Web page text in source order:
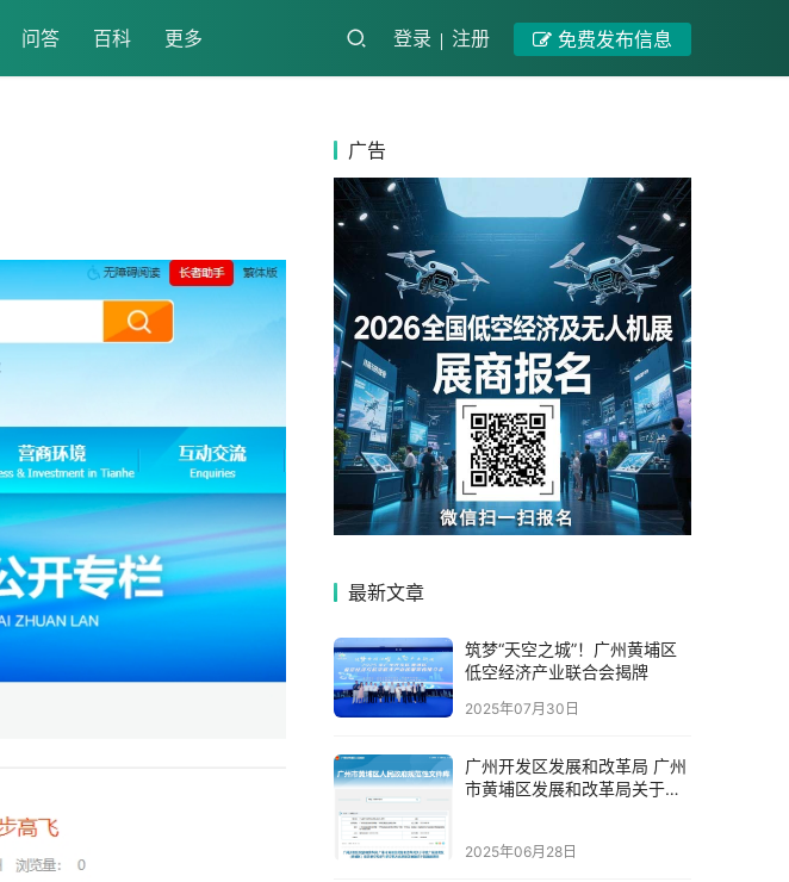
问答 百科 更多 登录 注册 免费发布信息
广告
最新文章
筑梦“天空之城”！广州黄埔区
低空经济产业联合会揭牌
2025年07月30日
广州开发区发展和改革局 广州
市黄埔区发展和改革局关于印
2025年06月28日